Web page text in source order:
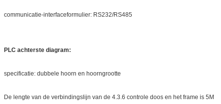
communicatie-interfaceformulier: RS232/RS485
PLC achterste diagram:
specificatie: dubbele hoorn en hoorngrootte
De lengte van de verbindingslijn van de 4.3.6 controle doos en het frame is 5M